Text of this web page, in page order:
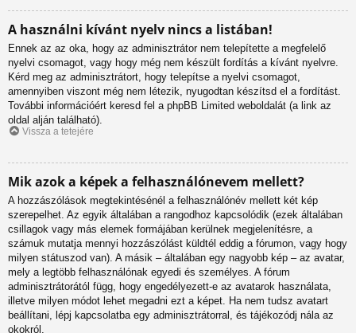
A használni kívánt nyelv nincs a listában!
Ennek az az oka, hogy az adminisztrátor nem telepítette a megfelelő
nyelvi csomagot, vagy hogy még nem készült fordítás a kívánt nyelvre.
Kérd meg az adminisztrátort, hogy telepítse a nyelvi csomagot,
amennyiben viszont még nem létezik, nyugodtan készítsd el a fordítást.
További információért keresd fel a phpBB Limited weboldalát (a link az
oldal alján található).
Vissza a tetejére
Mik azok a képek a felhasználónevem mellett?
A hozzászólások megtekintésénél a felhasználónév mellett két kép
szerepelhet. Az egyik általában a rangodhoz kapcsolódik (ezek általában
csillagok vagy más elemek formájában kerülnek megjelenítésre, a
számuk mutatja mennyi hozzászólást küldtél eddig a fórumon, vagy hogy
milyen státuszod van). A másik – általában egy nagyobb kép – az avatar,
mely a legtöbb felhasználónak egyedi és személyes. A fórum
adminisztrátorától függ, hogy engedélyezett-e az avatarok használata,
illetve milyen módot lehet megadni ezt a képet. Ha nem tudsz avatart
beállítani, lépj kapcsolatba egy adminisztrátorral, és tájékozódj nála az
okokról.